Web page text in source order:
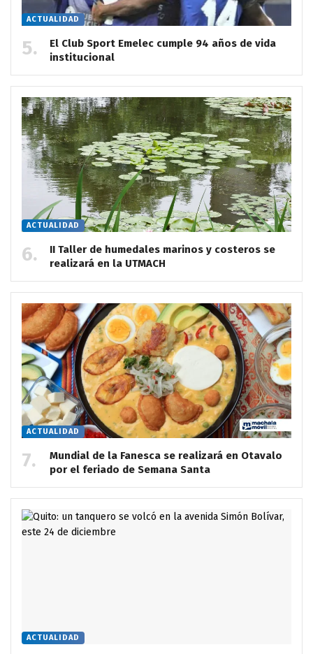
ACTUALIDAD
El Club Sport Emelec cumple 94 años de vida
institucional
ACTUALIDAD
II Taller de humedales marinos y costeros se
realizará en la UTMACH
ACTUALIDAD
Mundial de la Fanesca se realizará en Otavalo
por el feriado de Semana Santa
ACTUALIDAD